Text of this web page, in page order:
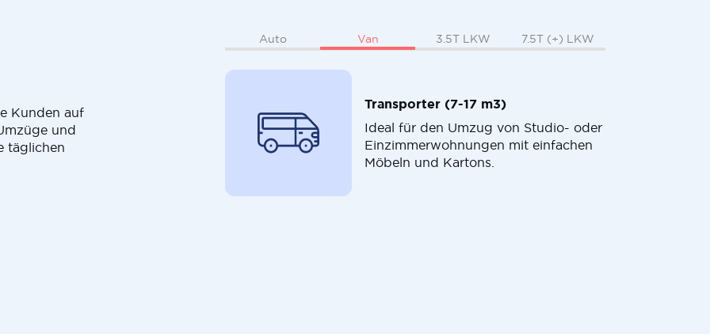
Kunden auf
und
täglichen
Auto Van 3.5T LKW 7.5T (+) LKW
Transporter (7-17 m3)
Ideal für den Umzug von Studio- oder
Einzimmerwohnungen mit einfachen
Möbeln und Kartons.